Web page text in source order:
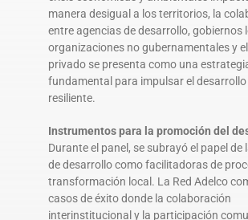
manera desigual a los territorios, la
entre agencias de desarrollo, gobiernos
organizaciones no gubernamentales y
privado se presenta como una
fundamental para impulsar el
resiliente.
Instrumentos para la promoción del
Durante el panel, se subrayó el papel de
de desarrollo como facilitadoras de
transformación local. La Red Adelco
casos de éxito donde la colaboración
interinstitucional y la participación